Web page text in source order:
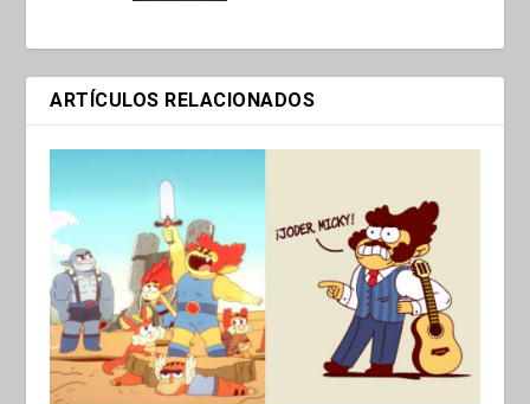
ARTÍCULOS RELACIONADOS